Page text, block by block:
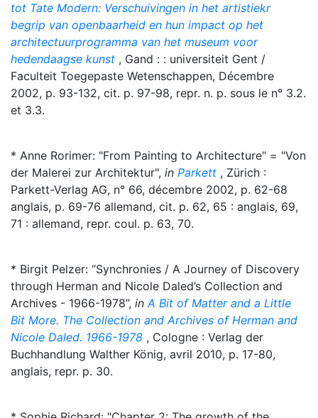
tot Tate Modern: Verschuivingen in het artistiekr
begrip van openbaarheid en hun impact op het
architectuurprogramma van het museum voor
hedendaagse kunst , Gand : : universiteit Gent /
Faculteit Toegepaste Wetenschappen, Décembre
2002, p. 93-132, cit. p. 97-98, repr. n. p. sous le n° 3.2.
et 3.3.
* Anne Rorimer: "From Painting to Architecture" = "Von
der Malerei zur Architektur", in Parkett , Zürich :
Parkett-Verlag AG, n° 66, décembre 2002, p. 62-68
anglais, p. 69-76 allemand, cit. p. 62, 65 : anglais, 69,
71 : allemand, repr. coul. p. 63, 70.
* Birgit Pelzer: “Synchronies / A Journey of Discovery
through Herman and Nicole Daled’s Collection and
Archives - 1966-1978”, in A Bit of Matter and a Little
Bit More. The Collection and Archives of Herman and
Nicole Daled. 1966-1978 , Cologne : Verlag der
Buchhandlung Walther König, avril 2010, p. 17-80,
anglais, repr. p. 30.